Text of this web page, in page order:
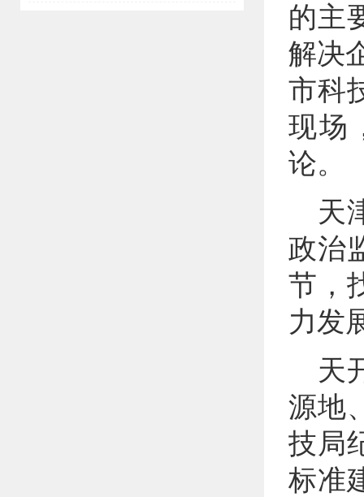
的主
解决
市科
现场
论。
天
政治
节，
力发
天
源地
技局
标准